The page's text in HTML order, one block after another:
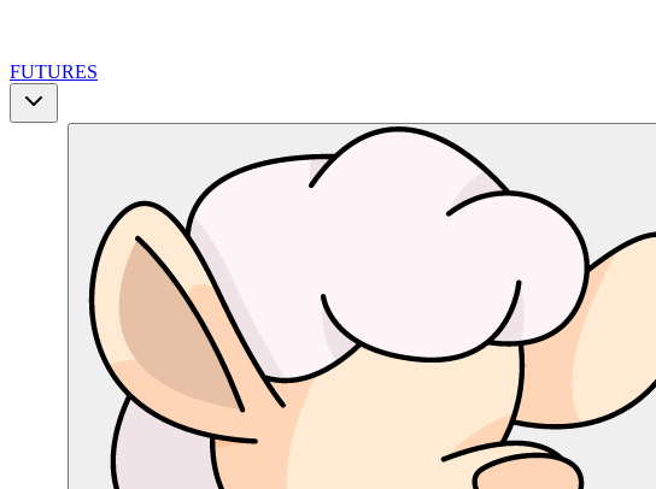
FUTURES